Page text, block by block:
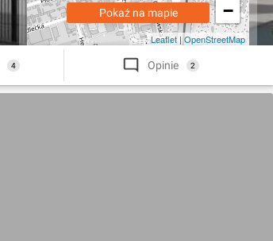
−
Leaflet | OpenStreetMap
Pokaż na mapie
4 Opinie 2